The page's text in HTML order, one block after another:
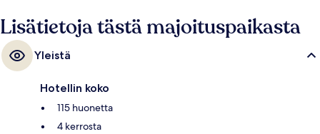
Lisätietoja tästä majoituspaikasta
Yleistä
Hotellin koko
115 huonetta
4 kerrosta